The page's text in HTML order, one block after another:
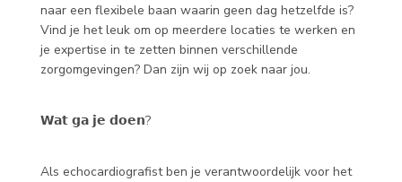
naar een flexibele baan waarin geen dag hetzelfde is?
Vind je het leuk om op meerdere locaties te werken en
je expertise in te zetten binnen verschillende
zorgomgevingen? Dan zijn wij op zoek naar jou.
𝗪𝗮𝘁 𝗴𝗮 𝗷𝗲 𝗱𝗼𝗲𝗻?
Als echocardiografist ben je verantwoordelijk voor het